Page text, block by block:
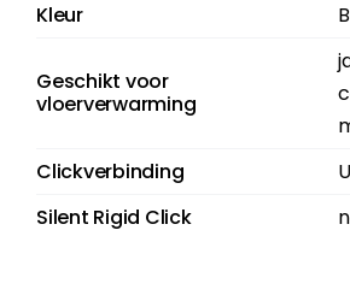
Kleur
Geschikt voor
vloerverwarming
Clickverbinding
Silent Rigid Click